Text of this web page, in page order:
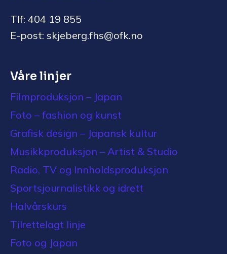
Tlf: 404 19 855
E-post: skjeberg.fhs@ofk.no
Våre linjer
Filmproduksjon – Japan
Foto – fashion og kunst
Grafisk design – Japansk kultur
Musikkproduksjon – Artist & Studio
Radio, TV og Innholdsproduksjon
Sportsjournalistikk og idrett
Halvårskurs
Tilrettelagt linje
Foto og Japan